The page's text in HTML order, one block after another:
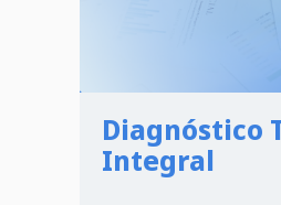
Diagnóstico
Integral